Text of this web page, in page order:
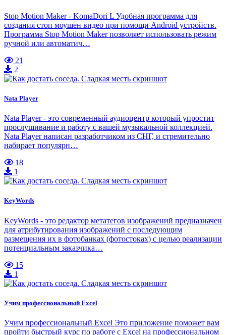
Stop Motion Maker - KomaDori L Удобная программа для
создания стоп моушен видео при помощи Android устройств.
Программа Stop Motion Maker позволяет использовать режим
ручной или автоматич…
21
2
Nata Player
Nata Player - это современный аудиоцентр который упростит
прослушивание и работу с вашей музыкальной коллекцией.
Nata Player написан разработчиком из СНГ, и стремительно
набирает популярн…
18
1
KeyWords
KeyWords - это редактор метатегов изображений предназначен
для атрибутирования изображений с последующим
размещения их в фотобанках (фотостоках) с целью реализации
потенциальным заказчика…
15
1
Учим профессиональный Excel
Учим профессиональный Excel Это приложение поможет вам
пройти быстрый курс по работе с Excel на профессиональном